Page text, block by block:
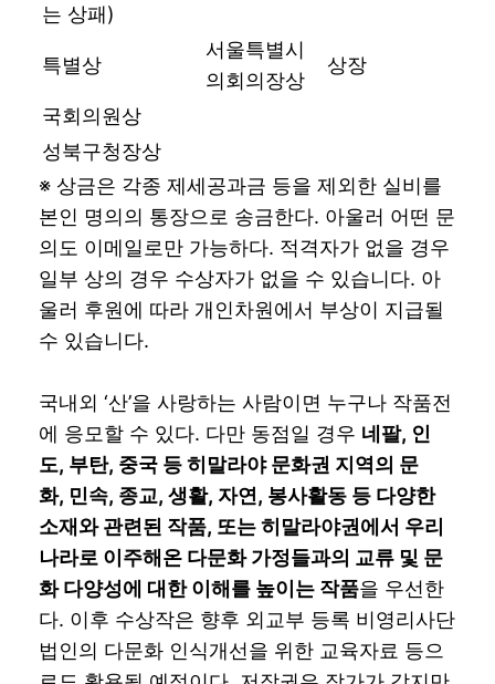
는 상패)
특별상
서울특별시
의회의장상
상장
국회의원상
성북구청장상
※ 상금은 각종 제세공과금 등을 제외한 실비를
본인 명의의 통장으로 송금한다. 아울러 어떤 문
의도 이메일로만 가능하다. 적격자가 없을 경우
일부 상의 경우 수상자가 없을 수 있습니다. 아
울러 후원에 따라 개인차원에서 부상이 지급될
수 있습니다.
국내외 ‘산’을 사랑하는 사람이면 누구나 작품전
에 응모할 수 있다. 다만 동점일 경우 네팔, 인
도, 부탄, 중국 등 히말라야 문화권 지역의 문
화, 민속, 종교,생활,자연 , 봉사활동 등 다양한
소재와 관련된 작품, 또는 히말라야권에서 우리
나라로 이주해온 다문화 가정들과의 교류 및 문
화 다양성에 대한 이해를 높이는 작품을 우선한
다. 이후 수상작은 향후 외교부 등록 비영리사단
법인의 다문화 인식개선을 위한 교육자료 등으